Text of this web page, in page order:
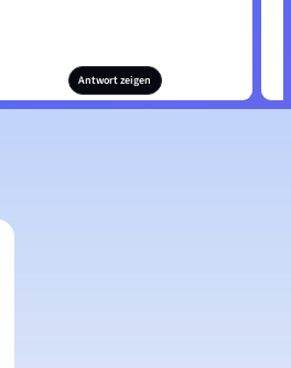
Antwort zeigen